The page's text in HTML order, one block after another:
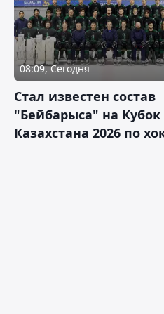
08:09, Сегодня
Стал известен состав
"Бейбарыса" на Кубок
Казахстана 2026 по